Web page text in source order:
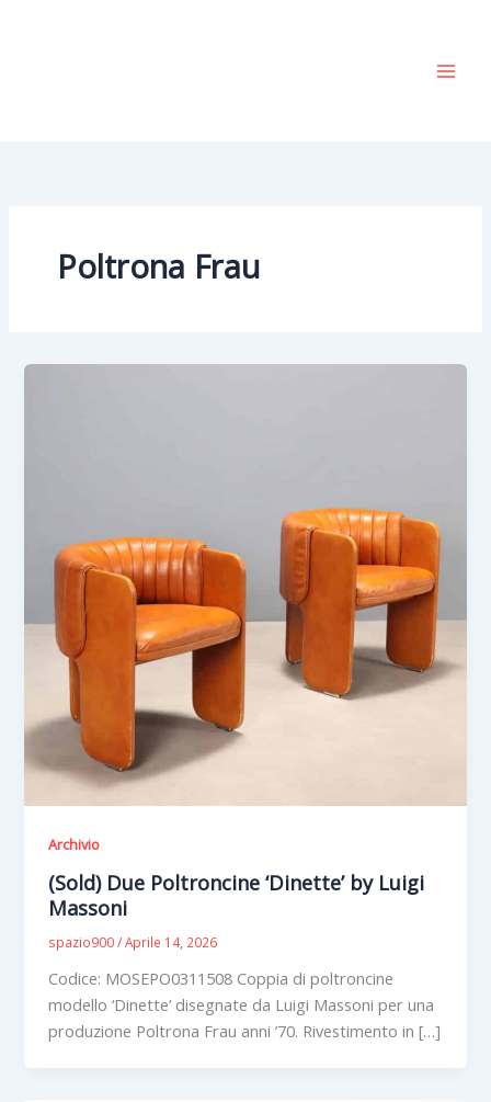
Poltrona Frau
Archivio
(Sold) Due Poltroncine ‘Dinette’ by Luigi
Massoni
spazio900/Aprile 14, 2026
Codice: MOSEPO0311508 Coppia di poltroncine
modello ‘Dinette’ disegnate da Luigi Massoni per una
produzione Poltrona Frau anni ’70. Rivestimento in […]